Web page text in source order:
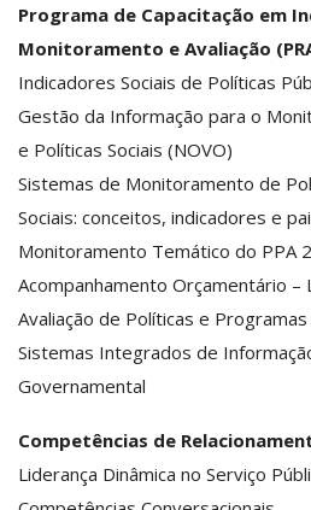
Programa de Capacitação em
Monitoramento e Avaliação
Indicadores Sociais de Políticas
Gestão da Informação para o
e Políticas Sociais (NOVO)
Sistemas de Monitoramento de
Sociais: conceitos, indicadores e
Monitoramento Temático do PPA
Acompanhamento Orçamentário –
Avaliação de Políticas e
Sistemas Integrados de
Governamental
Competências de
Liderança Dinâmica no Serviço